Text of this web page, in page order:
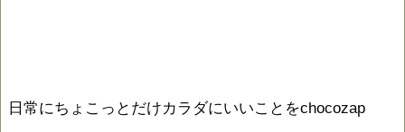
日常にちょこっとだけカラダにいいことをchocozap